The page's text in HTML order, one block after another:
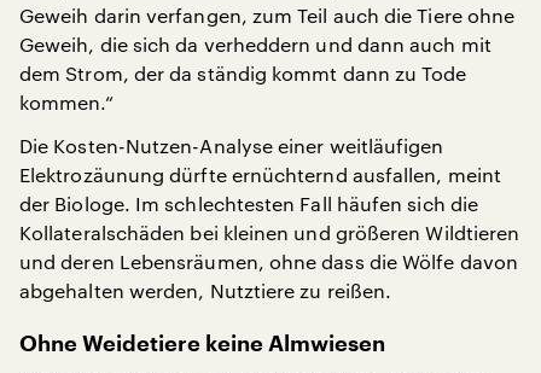
Geweih darin verfangen, zum Teil auch die Tiere ohne
Geweih, die sich da verheddern und dann auch mit
dem Strom, der da ständig kommt dann zu Tode
kommen.“
Die Kosten-Nutzen-Analyse einer weitläufigen
Elektrozäunung dürfte ernüchternd ausfallen, meint
der Biologe. Im schlechtesten Fall häufen sich die
Kollateralschäden bei kleinen und größeren Wildtieren
und deren Lebensräumen, ohne dass die Wölfe davon
abgehalten werden, Nutztiere zu reißen.
Ohne Weidetiere keine Almwiesen